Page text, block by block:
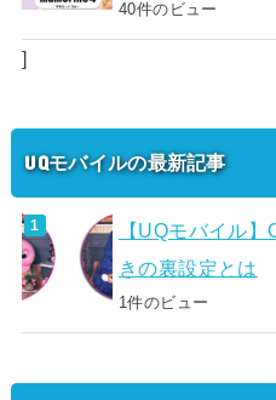
40件のビュー
]
UQモバイルの最新記事
【UQモバイル
きの裏設定とは
1件のビュー